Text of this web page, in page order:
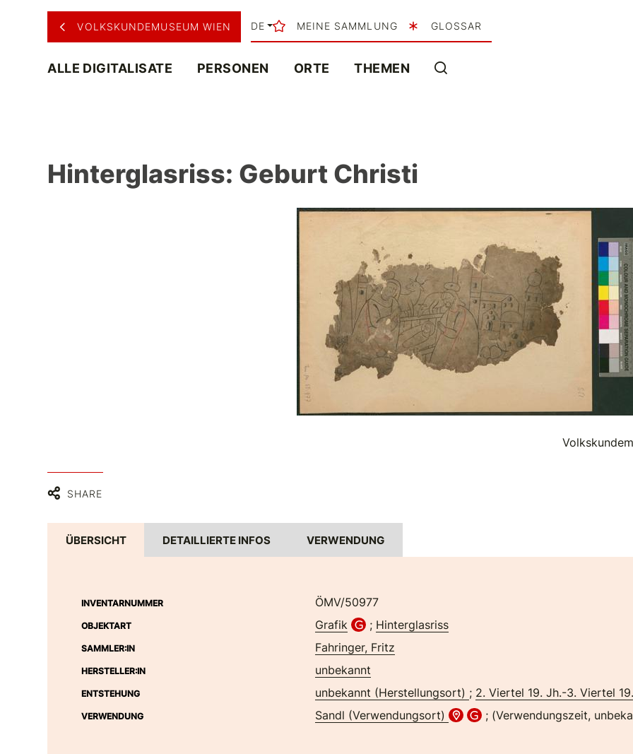
VOLKSKUNDEMUSEUM WIEN DE MEINE SAMMLUNG GLOSSAR
ALLE DIGITALISATE PERSONEN ORTE THEMEN
Hinterglasriss: Geburt Christi
SHARE
ÜBERSICHT DETAILLIERTE INFOS VERWENDUNG
INVENTARNUMMER ÖMV/50977
OBJEKTART Grafik ; Hinterglasriss
SAMMLER:IN Fahringer, Fritz
HERSTELLER:IN unbekannt
ENTSTEHUNG unbekannt (Herstellungsort) ; 2. Viertel 19. Jh.-3. Viertel
VERWENDUNG Sandl (Verwendungsort) ; (Verwendungszeit,